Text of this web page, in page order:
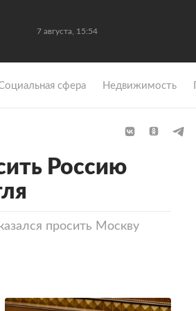
7 августа, 15:54
сфера Недвижимость
Россию
просить Москву